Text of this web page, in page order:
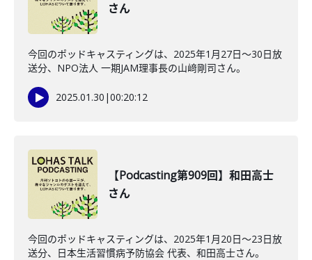
さん
今回のポッドキャスティングは、2025年1月27日～30日放
送分、NPO法人 一期JAM理事長の山﨑剛司さん。
2025.01.30 |00:20:12
【Podcasting第909回】和田高士
さん
今回のポッドキャスティングは、2025年1月20日～23日放
送分、日本生活習慣病予防協会 代表、和田高士さん。